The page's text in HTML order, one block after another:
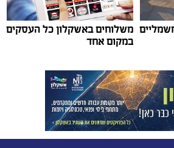
משלוחים באשקלון כל העסקים
במקום אחד